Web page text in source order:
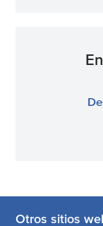
Otros sitios